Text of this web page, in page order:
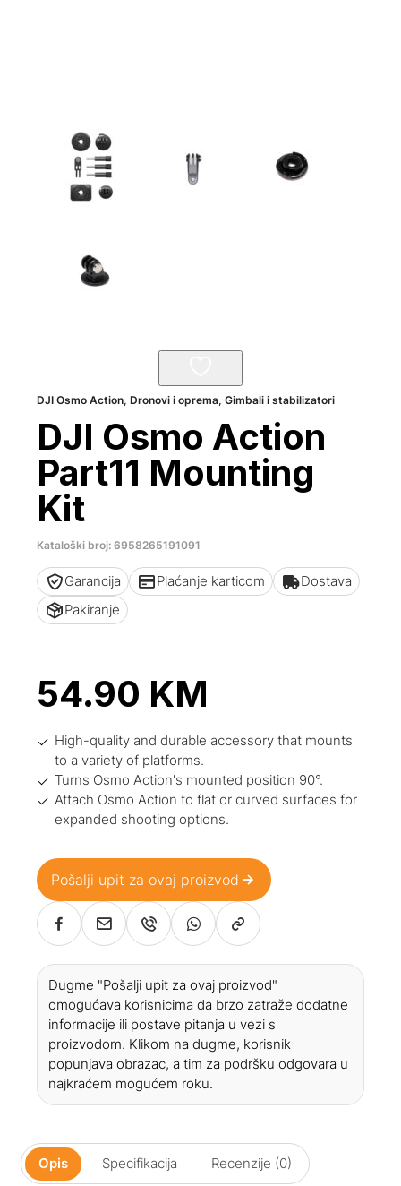
DJI Osmo Action,Dronovi i oprema,Gimbali i stabilizatori
DJI Osmo Action
Part11 Mounting
Kit
Kataloški broj: 6958265191091
Garancija Plaćanje karticom
Dostava
Pakiranje
54.90 KM
High-quality and durable accessory that mounts
to a variety of platforms.
Turns Osmo Action's mounted position 90°.
Attach Osmo Action to flat or curved surfaces for
expanded shooting options.
Pošalji upit za ovaj proizvod
Dugme "Pošalji upit za ovaj proizvod"
omogućava korisnicima da brzo zatraže dodatne
informacije ili postave pitanja u vezi s
proizvodom. Klikom na dugme, korisnik
popunjava obrazac, a tim za podršku odgovara u
najkraćem mogućem roku.
Opis Specifikacija Recenzije (0)